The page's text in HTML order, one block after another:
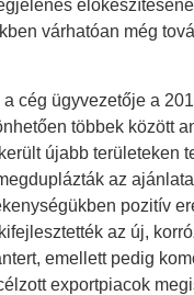
várhatóan még
a cég ügyvezetője a
többek között
újabb területeken
az
pozitív
az új,
emellett pedig
exportpiacok